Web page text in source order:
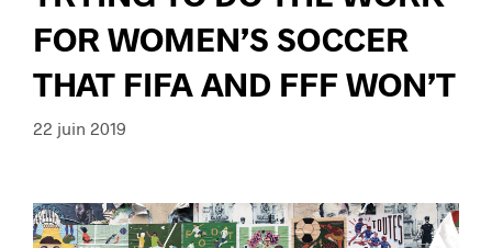
FOR WOMEN’S SOCCER
THAT FIFA AND FFF WON’T
22 juin 2019